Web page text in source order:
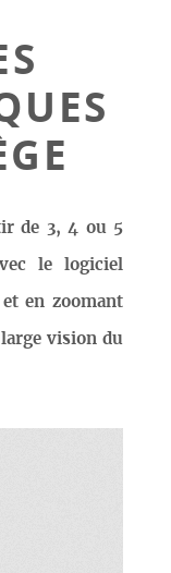
de 3, 4 ou 5
le logiciel
en zoomant
vision du